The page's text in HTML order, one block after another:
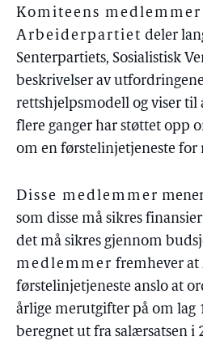
Komiteens
Arbeiderpartiet deler
Senterpartiets, Sosialistisk
beskrivelser av
rettshjelpsmodell og viser
flere ganger har støttet opp
om en førstelinjetjeneste for
Disse medlemmer
som disse må sikres
det må sikres gjennom
medlemmer fremhever
førstelinjetjeneste anslo at
årlige merutgifter på om lag
beregnet ut fra salærsatsen i